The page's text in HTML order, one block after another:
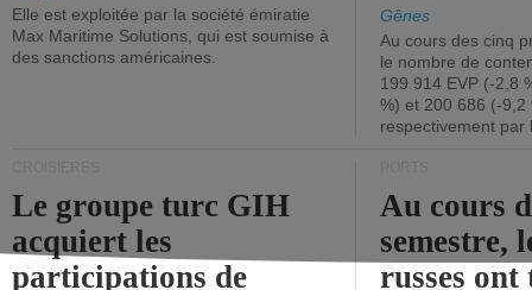
Elle est exploitée par la société émiratie
Max Maritime Solutions, qui est soumise à
des sanctions américaines.
Gênes
Au cours des cinq
le nombre de
199 914 EVP (-2,8
%) et 200 686 (-9,2
respectivement par
Le groupe turc GIH
acquiert les
participations de
Au cours
semestre,
russes